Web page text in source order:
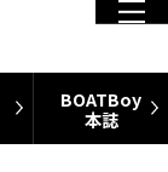
BOATBoy
本誌